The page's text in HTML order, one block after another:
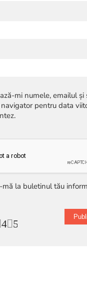
mi numele, emailul
pentru data
la buletinul tău
5
4